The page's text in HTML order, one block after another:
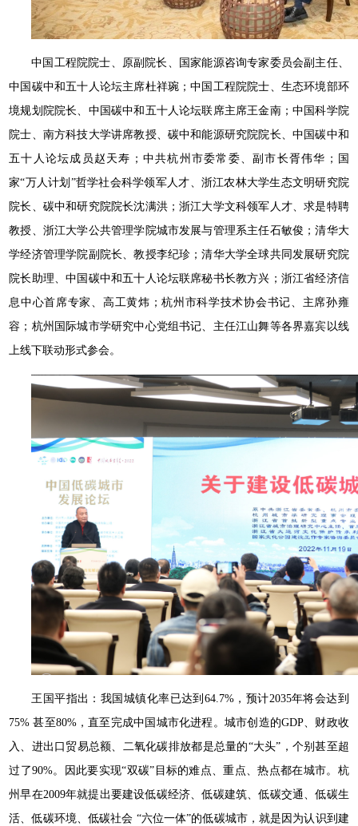
中国工程院院士、原副院长、国家能源咨询专家委员会副主任、
中国碳中和五十人论坛主席杜祥琬；中国工程院院士、生态环境部环
境规划院院长、中国碳中和五十人论坛联席主席王金南；中国科学院
院士、南方科技大学讲席教授、碳中和能源研究院院长、中国碳中和
五十人论坛成员赵天寿；中共杭州市委常委、副市长胥伟华；国
家“万人计划”哲学社会科学领军人才、浙江农林大学生态文明研究院
院长、碳中和研究院院长沈满洪；浙江大学文科领军人才、求是特聘
教授、浙江大学公共管理学院城市发展与管理系主任石敏俊；清华大
学经济管理学院副院长、教授李纪珍；清华大学全球共同发展研究院
院长助理、中国碳中和五十人论坛联席秘书长教方兴；浙江省经济信
息中心首席专家、高工黄炜；杭州市科学技术协会书记、主席孙雍
容；杭州国际城市学研究中心党组书记、主任江山舞等各界嘉宾以线
上线下联动形式参会。
王国平指出：我国城镇化率已达到64.7%，预计2035年将会达到
75% 甚至80%，直至完成中国城市化进程。城市创造的GDP、财政收
入、进出口贸易总额、二氧化碳排放都是总量的“大头”，个别甚至超
过了90%。因此要实现“双碳”目标的难点、重点、热点都在城市。杭
州早在2009年就提出要建设低碳经济、低碳建筑、低碳交通、低碳生
活、低碳环境、低碳社会 “六位一体”的低碳城市，就是因为认识到建